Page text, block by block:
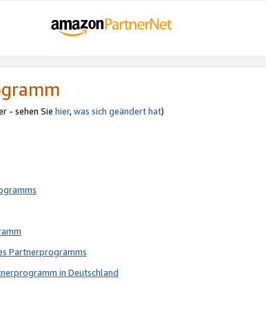
- sehen Sie hier,was sich geändert hat)
Partnerprogramms
in Deutschland